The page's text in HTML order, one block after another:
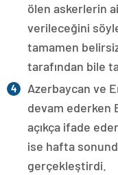
ölen askerlerin
verileceğini
tamamen
tarafından bile
Azerbaycan ve
devam ederken
açıkça ifade
ise hafta
gerçekleştirdi.